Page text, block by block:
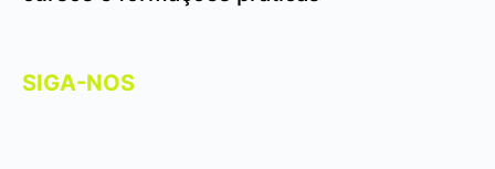
SIGA-NOS